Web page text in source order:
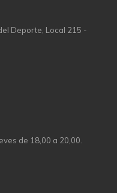
Deporte, Local 215 -
de 18,00 a 20,00.